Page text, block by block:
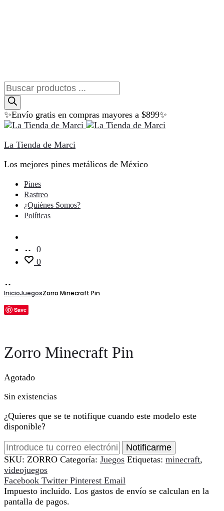
Búsqueda
de
productos
✨Envío gratis en compras mayores a $899✨
La Tienda de Marci
Los mejores pines metálicos de México
Pines
Rastreo
¿Quiénes Somos?
Políticas
0
0
InicioJuegosZorro Minecraft Pin
Save
Zorro Minecraft Pin
Agotado
Sin existencias
¿Quieres que se te notifique cuando este modelo este
disponible?
Notificarme
SKU: ZORRO Categoría: Juegos Etiquetas: minecraft,
videojuegos
Compartir
Facebook Twitter Pinterest Email
Impuesto incluido. Los gastos de envío se calculan en la
pantalla de pagos.